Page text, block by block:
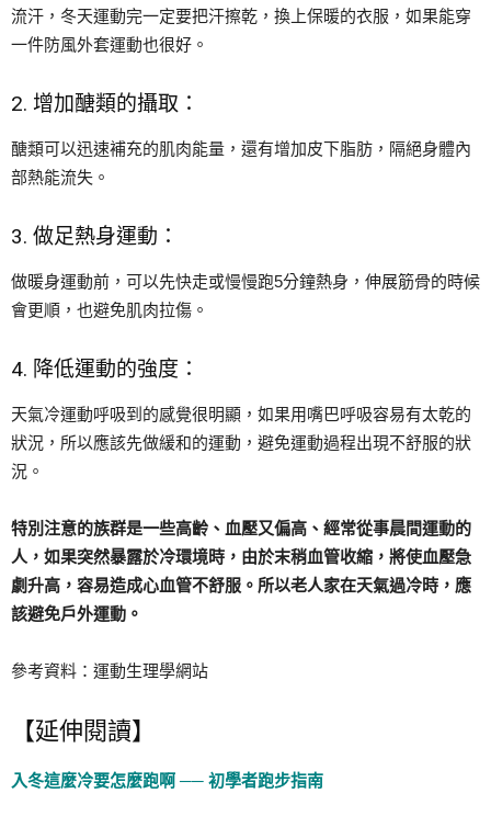
流汗，冬天運動完一定要把汗擦乾，換上保暖的衣服，如果能穿
一件防風外套運動也很好。
2. 增加醣類的攝取：
醣類可以迅速補充的肌肉能量，還有增加皮下脂肪，隔絕身體內
部熱能流失。
3. 做足熱身運動：
做暖身運動前，可以先快走或慢慢跑5分鐘熱身，伸展筋骨的時候
會更順，也避免肌肉拉傷。
4. 降低運動的強度：
天氣冷運動呼吸到的感覺很明顯，如果用嘴巴呼吸容易有太乾的
狀況，所以應該先做緩和的運動，避免運動過程出現不舒服的狀
況。
特別注意的族群是一些高齡、血壓又偏高、經常從事晨間運動的
人，如果突然暴露於冷環境時，由於末稍血管收縮，將使血壓急
劇升高，容易造成心血管不舒服。所以老人家在天氣過冷時，應
該避免戶外運動。
參考資料：運動生理學網站
【延伸閱讀】
入冬這麼冷要怎麼跑啊 ── 初學者跑步指南